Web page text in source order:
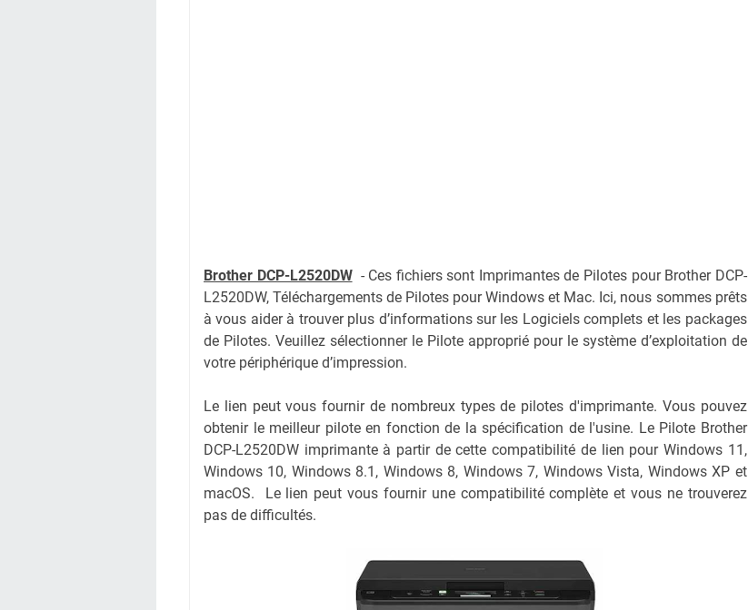
Brother DCP-L2520DW - Ces fichiers sont Imprimantes de Pilotes pour Brother DCP-
L2520DW, Téléchargements de Pilotes pour Windows et Mac. Ici, nous sommes prêts
à vous aider à trouver plus d’informations sur les Logiciels complets et les packages
de Pilotes. Veuillez sélectionner le Pilote approprié pour le système d’exploitation de
votre périphérique d’impression.
Le lien peut vous fournir de nombreux types de pilotes d'imprimante. Vous pouvez
obtenir le meilleur pilote en fonction de la spécification de l'usine. Le Pilote Brother
DCP-L2520DW imprimante à partir de cette compatibilité de lien pour Windows 11,
Windows 10, Windows 8.1, Windows 8, Windows 7, Windows Vista, Windows XP et
macOS. Le lien peut vous fournir une compatibilité complète et vous ne trouverez
pas de difficultés.